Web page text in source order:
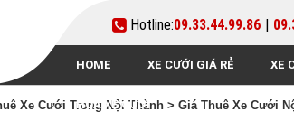
Hotline:09.33.44.99.86 |
HOME XE CƯỚI GIÁ RẺ XE
HOA XE CƯỚI
Xe Cưới Trong Nội Thành > Giá Thuê Xe Cưới